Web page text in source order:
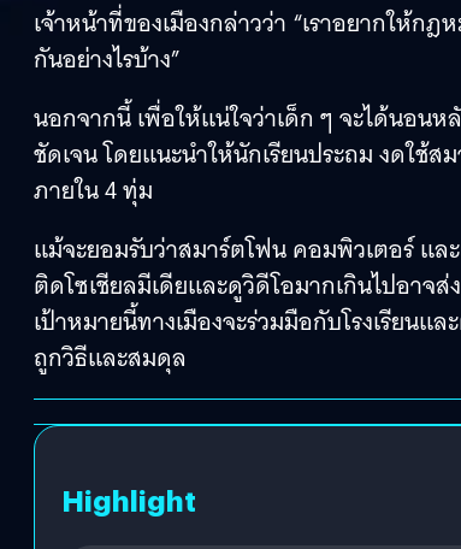
เจ้าหน้าที่ของเมืองกล่าวว่า “เราอยากให้
กันอย่างไรบ้าง”
นอกจากนี้ เพื่อให้แน่ใจว่าเด็ก ๆ จะได้นอน
ชัดเจน โดยแนะนำให้นักเรียนประถม งดใช้
ภายใน 4 ทุ่ม
แม้จะยอมรับว่าสมาร์ตโฟน คอมพิวเตอร์ แล
ติดโซเชียลมีเดียและดูวิดีโอมากเกินไปอา
เป้าหมายนี้ทางเมืองจะร่วมมือกับโรงเรียน
ถูกวิธีและสมดุล
Highlight